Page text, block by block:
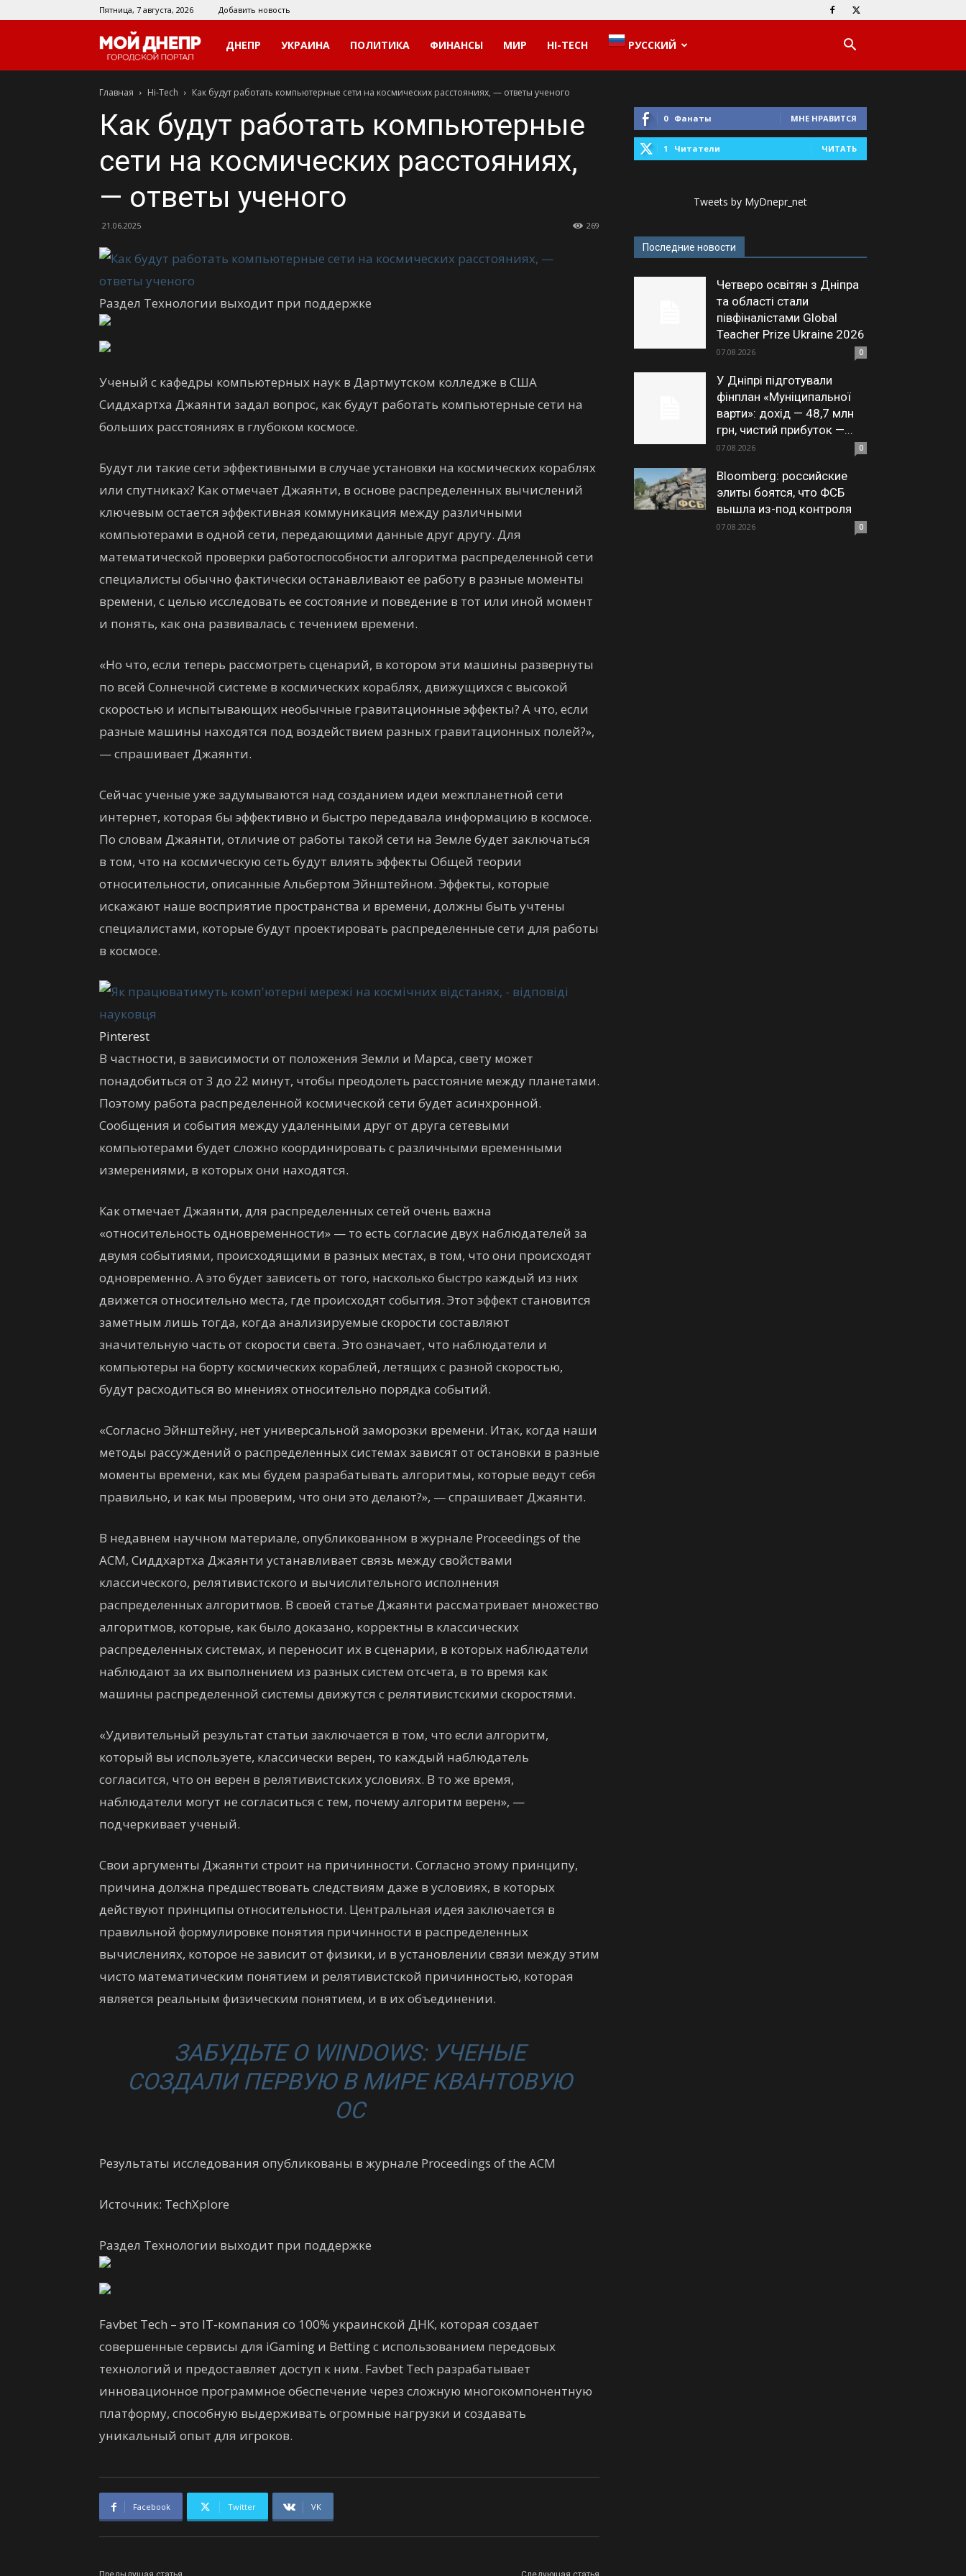
Пятница, 7 августа, 2026 Добавить новость
Мой
Днепр
ДНЕПР УКРАИНА ПОЛИТИКА ФИНАНСЫ МИР HI-TECH РУССКИЙ
Главная Hi-Tech Как будут работать компьютерные сети на космических расстояниях, — ответы ученого
Как будут работать компьютерные
сети на космических расстояниях,
— ответы ученого
21.06.2025 269
Раздел Технологии выходит при поддержке
Ученый с кафедры компьютерных наук в Дартмутском колледже в США
Сиддхартха Джаянти задал вопрос, как будут работать компьютерные сети на
больших расстояниях в глубоком космосе.
Будут ли такие сети эффективными в случае установки на космических кораблях
или спутниках? Как отмечает Джаянти, в основе распределенных вычислений
ключевым остается эффективная коммуникация между различными
компьютерами в одной сети, передающими данные друг другу. Для
математической проверки работоспособности алгоритма распределенной сети
специалисты обычно фактически останавливают ее работу в разные моменты
времени, с целью исследовать ее состояние и поведение в тот или иной момент
и понять, как она развивалась с течением времени.
«Но что, если теперь рассмотреть сценарий, в котором эти машины развернуты
по всей Солнечной системе в космических кораблях, движущихся с высокой
скоростью и испытывающих необычные гравитационные эффекты? А что, если
разные машины находятся под воздействием разных гравитационных полей?»,
— спрашивает Джаянти.
Сейчас ученые уже задумываются над созданием идеи межпланетной сети
интернет, которая бы эффективно и быстро передавала информацию в космосе.
По словам Джаянти, отличие от работы такой сети на Земле будет заключаться
в том, что на космическую сеть будут влиять эффекты Общей теории
относительности, описанные Альбертом Эйнштейном. Эффекты, которые
искажают наше восприятие пространства и времени, должны быть учтены
специалистами, которые будут проектировать распределенные сети для работы
в космосе.
Pinterest
В частности, в зависимости от положения Земли и Марса, свету может
понадобиться от 3 до 22 минут, чтобы преодолеть расстояние между планетами.
Поэтому работа распределенной космической сети будет асинхронной.
Сообщения и события между удаленными друг от друга сетевыми
компьютерами будет сложно координировать с различными временными
измерениями, в которых они находятся.
Как отмечает Джаянти, для распределенных сетей очень важна
«относительность одновременности» — то есть согласие двух наблюдателей за
двумя событиями, происходящими в разных местах, в том, что они происходят
одновременно. А это будет зависеть от того, насколько быстро каждый из них
движется относительно места, где происходят события. Этот эффект становится
заметным лишь тогда, когда анализируемые скорости составляют
значительную часть от скорости света. Это означает, что наблюдатели и
компьютеры на борту космических кораблей, летящих с разной скоростью,
будут расходиться во мнениях относительно порядка событий.
«Согласно Эйнштейну, нет универсальной заморозки времени. Итак, когда наши
методы рассуждений о распределенных системах зависят от остановки в разные
моменты времени, как мы будем разрабатывать алгоритмы, которые ведут себя
правильно, и как мы проверим, что они это делают?», — спрашивает Джаянти.
В недавнем научном материале, опубликованном в журнале Proceedings of the
ACM, Сиддхартха Джаянти устанавливает связь между свойствами
классического, релятивистского и вычислительного исполнения
распределенных алгоритмов. В своей статье Джаянти рассматривает множество
алгоритмов, которые, как было доказано, корректны в классических
распределенных системах, и переносит их в сценарии, в которых наблюдатели
наблюдают за их выполнением из разных систем отсчета, в то время как
машины распределенной системы движутся с релятивистскими скоростями.
«Удивительный результат статьи заключается в том, что если алгоритм,
который вы используете, классически верен, то каждый наблюдатель
согласится, что он верен в релятивистских условиях. В то же время,
наблюдатели могут не согласиться с тем, почему алгоритм верен», —
подчеркивает ученый.
Свои аргументы Джаянти строит на причинности. Согласно этому принципу,
причина должна предшествовать следствиям даже в условиях, в которых
действуют принципы относительности. Центральная идея заключается в
правильной формулировке понятия причинности в распределенных
вычислениях, которое не зависит от физики, и в установлении связи между этим
чисто математическим понятием и релятивистской причинностью, которая
является реальным физическим понятием, и в их объединении.
ЗАБУДЬТЕ О WINDOWS: УЧЕНЫЕ
СОЗДАЛИ ПЕРВУЮ В МИРЕ КВАНТОВУЮ
ОС
Результаты исследования опубликованы в журнале Proceedings of the ACM
Источник: TechXplore
Раздел Технологии выходит при поддержке
Favbet Tech – это IT-компания со 100% украинской ДНК, которая создает
совершенные сервисы для iGaming и Betting с использованием передовых
технологий и предоставляет доступ к ним. Favbet Tech разрабатывает
инновационное программное обеспечение через сложную многокомпонентную
платформу, способную выдерживать огромные нагрузки и создавать
уникальный опыт для игроков.
Facebook Twitter VK
0 Фанаты МНЕ НРАВИТСЯ
1 Читатели ЧИТАТЬ
Tweets by MyDnepr_net
Последние новости
Четверо освітян з Дніпра
та області стали
півфіналістами Global
Teacher Prize Ukraine 2026
07.08.2026 0
У Дніпрі підготували
фінплан «Муніципальної
варти»: дохід — 48,7 млн
грн, чистий прибуток —...
07.08.2026 0
Bloomberg: российские
элиты боятся, что ФСБ
вышла из-под контроля
07.08.2026 0